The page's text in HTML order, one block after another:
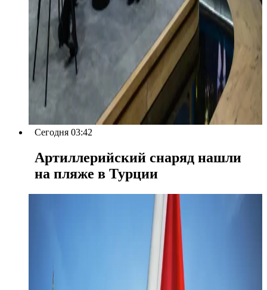
Сегодня 03:42
Артиллерийский снаряд нашли
на пляже в Турции